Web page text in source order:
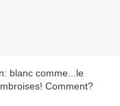
blanc comme...le
Comment?